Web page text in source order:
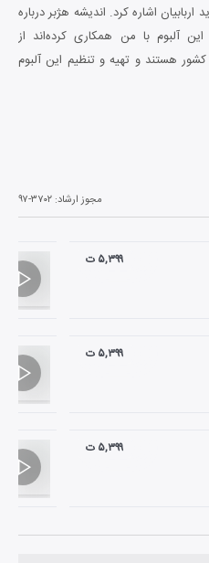
اشاره کرد. اندیشه هژبر درباره
آلبوم با من همکاری کرده‌اند از
هستند و تهیه و تنظیم این آلبوم
مجوز ارشاد: ۹۷-۳۷۰۲
۵,۳۹۹ ت
۵,۳۹۹ ت
۵,۳۹۹ ت